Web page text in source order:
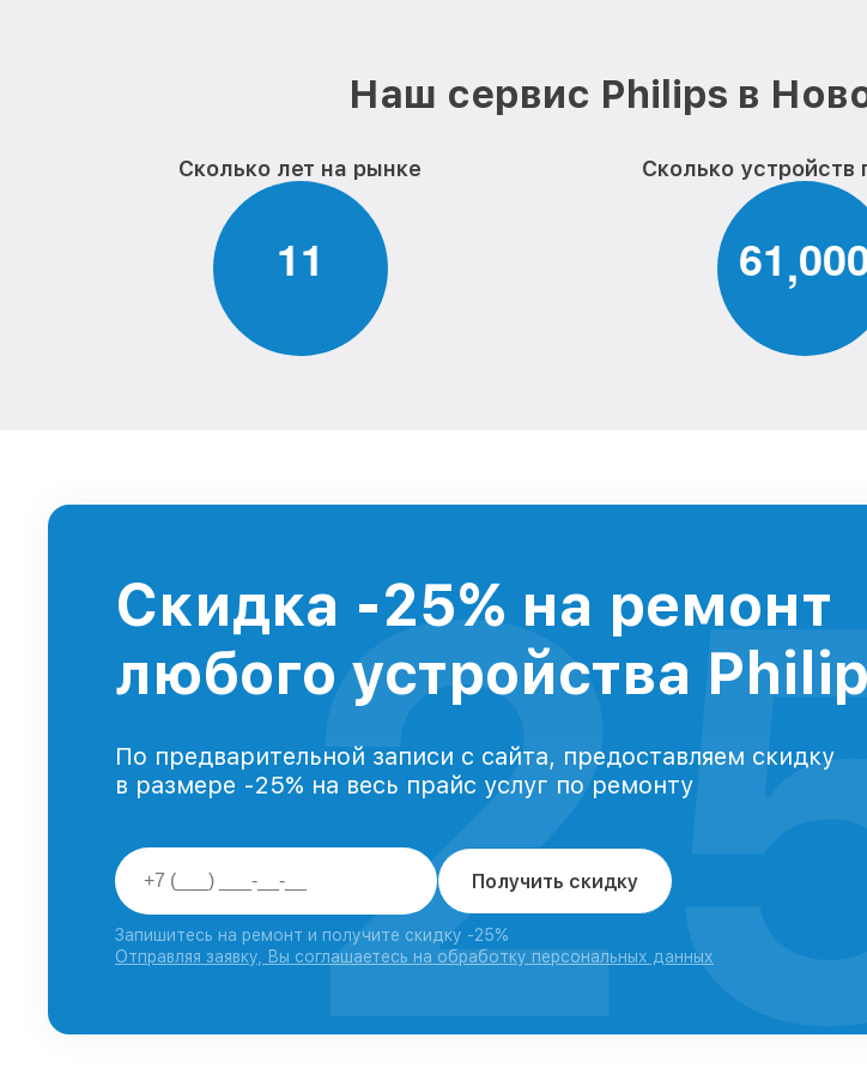
Наш сервис Philips в
Сколько лет на рынке
11
Сколько устройств
61,00
Скидка -25% на ремонт
любого устройства
По предварительной записи с сайта, предоставляем скидку
в размере -25% на весь прайс услуг по ремонту
Получить скидку
Запишитесь на ремонт и получите скидку -25%
Отправляя заявку, Вы соглашаетесь на обработку персональных данных